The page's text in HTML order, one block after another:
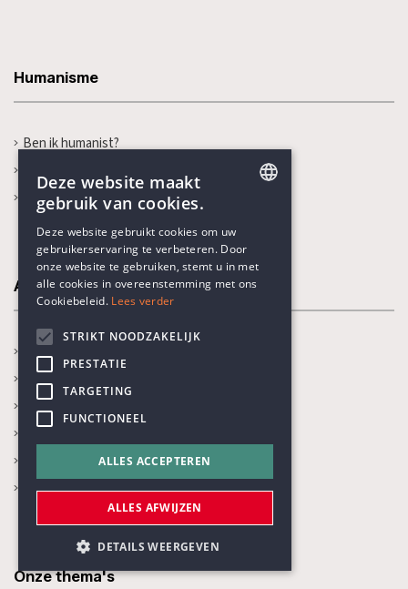
Humanisme
Ben ik humanist?
Onze thema's
Activiteiten
In de kijker
Kalender
Recente activiteiten
Karel Poma-lezing
Onze thema's
DUTCH
Deze website maakt
gebruik van cookies.
Deze website gebruikt cookies om uw
gebruikerservaring te verbeteren. Door
onze website te gebruiken, stemt u in met
alle cookies in overeenstemming met ons
Cookiebeleid. Lees verder
STRIKT NOODZAKELIJK
PRESTATIE
TARGETING
FUNCTIONEEL
ALLES ACCEPTEREN
ALLES AFWIJZEN
DETAILS WEERGEVEN